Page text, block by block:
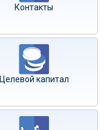
Контакты
Целевой капитал